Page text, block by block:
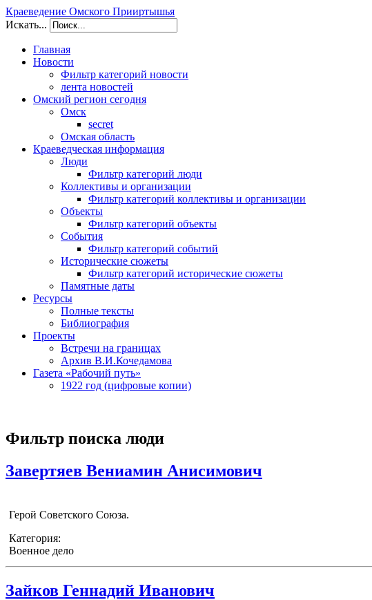
Краеведение Омского Прииртышья
Искать...
Главная
Новости
Фильтр категорий новости
лента новостей
Омский регион сегодня
Омск
secret
Омская область
Краеведческая информация
Люди
Фильтр категорий люди
Коллективы и организации
Фильтр категорий коллективы и организации
Объекты
Фильтр категорий объекты
События
Фильтр категорий событий
Исторические сюжеты
Фильтр категорий исторические сюжеты
Памятные даты
Ресурсы
Полные тексты
Библиография
Проекты
Встречи на границах
Архив В.И.Кочедамова
Газета «Рабочий путь»
1922 год (цифровые копии)
Фильтр поиска люди
Завертяев Вениамин Анисимович
Герой Советского Союза.
Категория:
Военное дело
Зайков Геннадий Иванович